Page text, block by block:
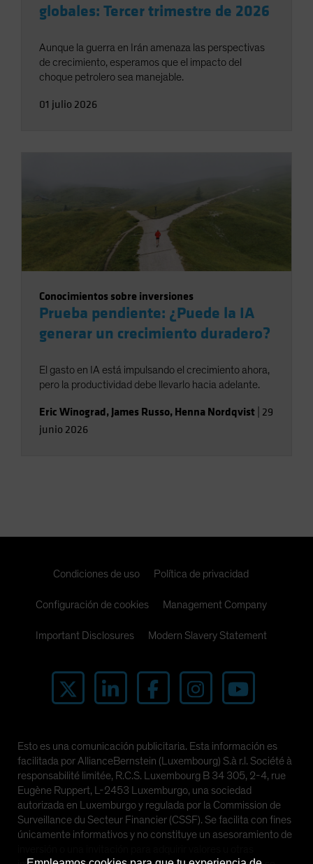
globales: Tercer trimestre de 2026
Aunque la guerra en Irán amenaza las perspectivas
de crecimiento, esperamos que el impacto del
choque petrolero sea manejable.
01 julio 2026
Conocimientos sobre inversiones
Prueba pendiente: ¿Puede la IA
generar un crecimiento duradero?
El gasto en IA está impulsando el crecimiento ahora,
pero la productividad debe llevarlo hacia adelante.
Eric Winograd, James Russo, Henna Nordqvist 29
junio 2026
Condiciones de uso Política de privacidad
Configuración de cookies Management Company
Important Disclosures Modern Slavery Statement
Esto es una comunicación publicitaria. Esta información es
facilitada por AllianceBernstein (Luxembourg) S.à r.l. Société à
responsabilité limitée, R.C.S. Luxembourg B 34 305, 2-4, rue
Eugène Ruppert, L-2453 Luxemburgo, una sociedad
autorizada en Luxemburgo y regulada por la Commission de
Surveillance du Secteur Financier (CSSF). Se facilita con fines
únicamente informativos y no constituye un asesoramiento de